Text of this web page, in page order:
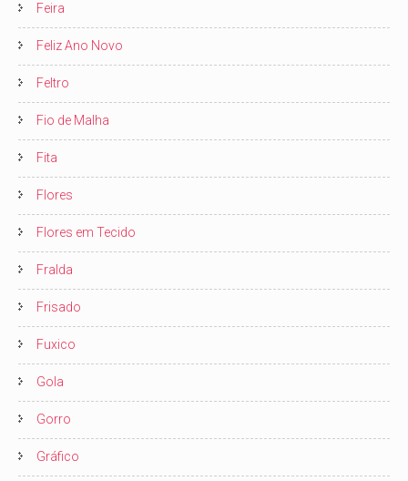
Feira
Feliz Ano Novo
Feltro
Fio de Malha
Fita
Flores
Flores em Tecido
Fralda
Frisado
Fuxico
Gola
Gorro
Gráfico